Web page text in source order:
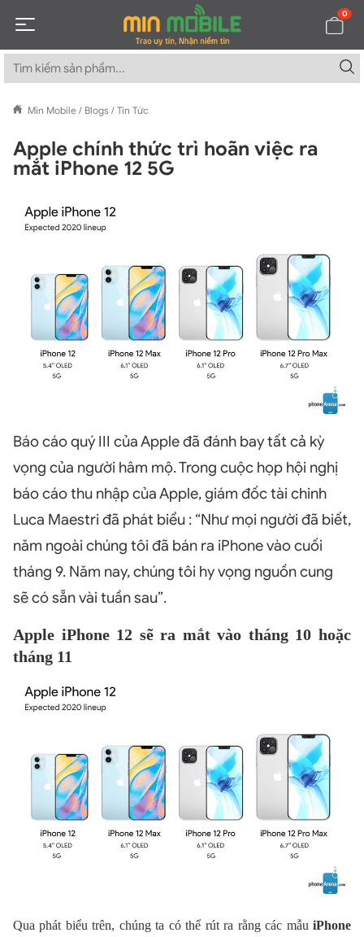
0
Min Mobile / Blogs / Tin Tức
Apple chính thức trì hoãn việc ra
mắt iPhone 12 5G
Báo cáo quý III của Apple đã đánh bay tất cả kỳ
vọng của người hâm mộ. Trong cuộc họp hội nghị
báo cáo thu nhập của Apple, giám đốc tài chinh
Luca Maestri đã phát biểu : “Như mọi người đã biết,
năm ngoài chúng tôi đã bán ra iPhone vào cuối
tháng 9. Năm nay, chúng tôi hy vọng nguồn cung
sẽ có sẵn vài tuần sau”.
Apple iPhone 12 sẽ ra mắt vào tháng 10 hoặc
tháng 11
Qua phát biểu trên, chúng ta có thể rút ra rằng các mẫu iPhone